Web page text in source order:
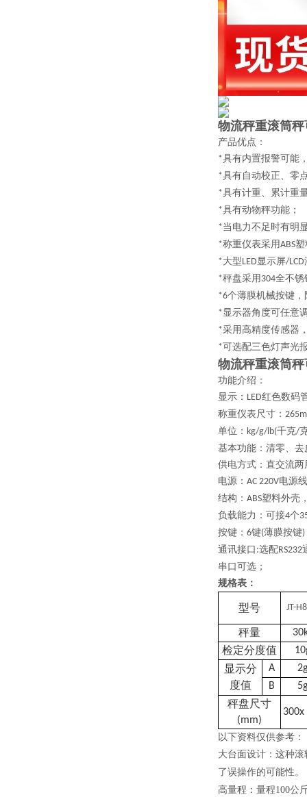
物流秤重滚筒
产品优点 ：
*具有内置报警可能
*具有自动校正、零
*具有计重、累计重
*具有动物秤功能；
*当电力不足时有明
*称重仪表采用ABS
*大型LED显示屏/LCD
*秤盘采用 304全不锈
*6个薄膜机械按键，
*显示器角度可任意
*采用高精度传感器
*可选配三色灯声光
物流秤重滚筒
功能介绍：
显示： LED红色数码
称重仪表尺寸：
单位： kg/g/lb(千克/
基本功能：清零、
供电方式：直交流两
电源： AC 220V电源
结构： ABS塑料外壳
负载能力：可接4个
按键： 6键(薄膜按键)
通讯接口 :选配RS232
串口可选；
规格表：
型号 JT-
秤量
检定分度值
显示分
度值
A
B
秤盘尺寸
(mm)
300x
以下资料仅供参考：
大台面设计：这种
了误操作的可能性。
高量程：量程100公